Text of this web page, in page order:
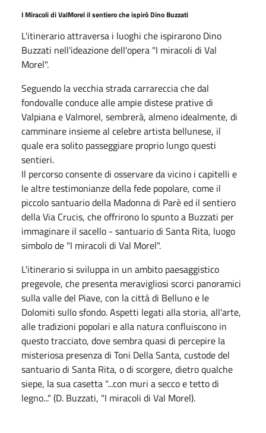
I Miracoli di ValMorel il sentiero che ispirò Dino Buzzati
L'itinerario attraversa i luoghi che ispirarono Dino
Buzzati nell'ideazione dell'opera "I miracoli di Val
Morel".
Seguendo la vecchia strada carrareccia che dal
fondovalle conduce alle ampie distese prative di
Valpiana e Valmorel, sembrerà, almeno idealmente, di
camminare insieme al celebre artista bellunese, il
quale era solito passeggiare proprio lungo questi
sentieri.
Il percorso consente di osservare da vicino i capitelli e
le altre testimonianze della fede popolare, come il
piccolo santuario della Madonna di Parè ed il sentiero
della Via Crucis, che offrirono lo spunto a Buzzati per
immaginare il sacello - santuario di Santa Rita, luogo
simbolo de "I miracoli di Val Morel".
L'itinerario si sviluppa in un ambito paesaggistico
pregevole, che presenta meravigliosi scorci panoramici
sulla valle del Piave, con la città di Belluno e le
Dolomiti sullo sfondo. Aspetti legati alla storia, all'arte,
alle tradizioni popolari e alla natura confluiscono in
questo tracciato, dove sembra quasi di percepire la
misteriosa presenza di Toni Della Santa, custode del
santuario di Santa Rita, o di scorgere, dietro qualche
siepe, la sua casetta "...con muri a secco e tetto di
legno..." (D. Buzzati, "I miracoli di Val Morel).